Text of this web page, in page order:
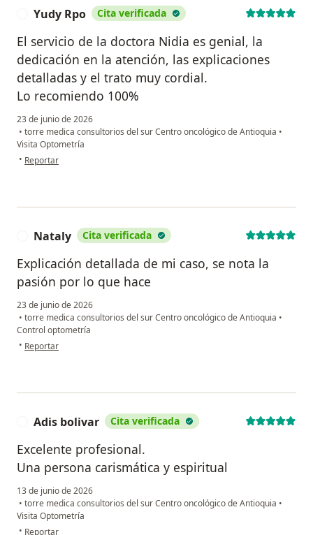
Yudy Rpo Cita verificada
El servicio de la doctora Nidia es genial, la
dedicación en la atención, las explicaciones
detalladas y el trato muy cordial.
Lo recomiendo 100%
23 de junio de 2026
• torre medica consultorios del sur Centro oncológico de Antioquia •
Visita Optometría
• en opinión del usuario Yudy Rpo
Reportar
Nataly Cita verificada
Explicación detallada de mi caso, se nota la
pasión por lo que hace
23 de junio de 2026
• torre medica consultorios del sur Centro oncológico de Antioquia •
Control optometría
• en opinión del usuario Nataly
Reportar
Adis bolivar Cita verificada
Excelente profesional.
Una persona carismática y espiritual
13 de junio de 2026
• torre medica consultorios del sur Centro oncológico de Antioquia •
Visita Optometría
• en opinión del usuario Adis bolivar
Reportar